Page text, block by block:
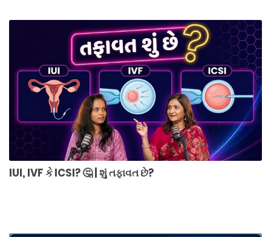
IUI, IVF કે ICSI? 🤔 | શું તફાવત છે?